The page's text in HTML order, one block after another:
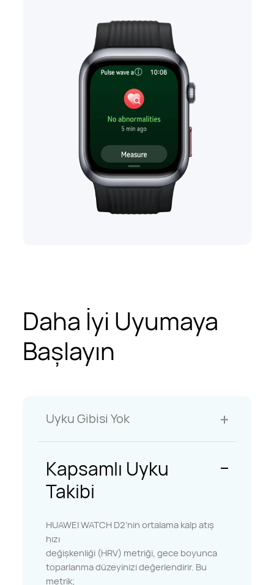
Daha İyi Uyumaya
Başlayın
Uyku Gibisi Yok
Kapsamlı Uyku
Takibi
HUAWEI WATCH D2’nin ortalama kalp atış
hızı
değişkenliği (HRV) metriği, gece boyunca
toparlanma düzeyinizi değerlendirir. Bu
metrik;